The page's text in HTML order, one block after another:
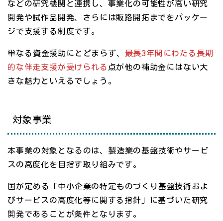
などの研究機関と連携し、事業化の可能性が高い研究
開発や試作品開発、さらには販路開拓までをパッケー
ジで支援する制度です。
単なる資金援助にとどまらず、 最長3年間にわたる長期
的な伴走支援が受けられる点が他の補助金にはない大
きな魅力といえるでしょう。
対象事業
本事業の対象となるのは、製造業の基盤技術やサービ
スの高度化を目指す取り組みです。
国が定める「中小企業の特定ものづくり基盤技術およ
びサービスの高度化等に関する指針」に基づいた研究
開発であることが条件となります。